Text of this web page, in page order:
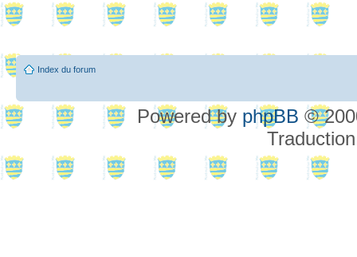
Index du forum
Powered by phpBB ©